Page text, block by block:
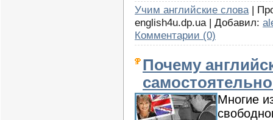
Учим английские слова |
english4u.dp.ua | Добавил:
Комментарии (0)
Почему
Многие